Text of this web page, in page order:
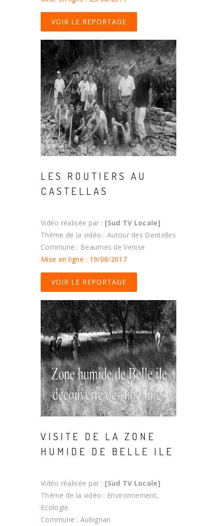
VOIR LE REPORTAGE
LES ROUTIERS AU
CASTELLAS
Vidéo réalisée par : [Sud TV Locale]
Thème de la vidéo : Autour des Dentelles
Commune : Beaumes de Venise
Mise en ligne : 19/08/2017
VOIR LE REPORTAGE
VISITE DE LA ZONE
HUMIDE DE BELLE ILE
Vidéo réalisée par : [Sud TV Locale]
Thème de la vidéo : Environnement,
Ecologie
Commune : Aubignan